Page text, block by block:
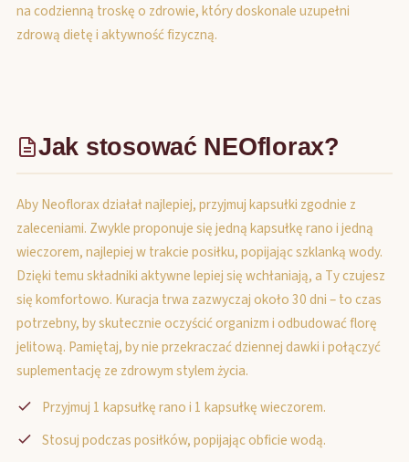
na codzienną troskę o zdrowie, który doskonale uzupełni
zdrową dietę i aktywność fizyczną.
Jak stosować NEOflorax?
Aby Neoflorax działał najlepiej, przyjmuj kapsułki zgodnie z
zaleceniami. Zwykle proponuje się jedną kapsułkę rano i jedną
wieczorem, najlepiej w trakcie posiłku, popijając szklanką wody.
Dzięki temu składniki aktywne lepiej się wchłaniają, a Ty czujesz
się komfortowo. Kuracja trwa zazwyczaj około 30 dni – to czas
potrzebny, by skutecznie oczyścić organizm i odbudować florę
jelitową. Pamiętaj, by nie przekraczać dziennej dawki i połączyć
suplementację ze zdrowym stylem życia.
Przyjmuj 1 kapsułkę rano i 1 kapsułkę wieczorem.
Stosuj podczas posiłków, popijając obficie wodą.